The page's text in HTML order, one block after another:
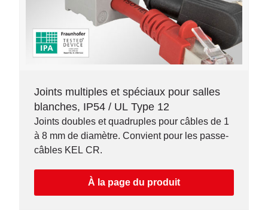
Joints multiples et spéciaux pour salles
blanches, IP54 / UL Type 12
Joints doubles et quadruples pour câbles de 1
à 8 mm de diamètre. Convient pour les passe-
câbles KEL CR.
À la page du produit